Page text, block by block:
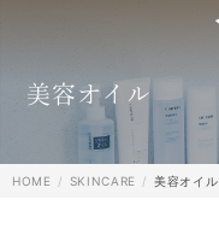
美容オイル
HOME SKINCARE 美容オイル